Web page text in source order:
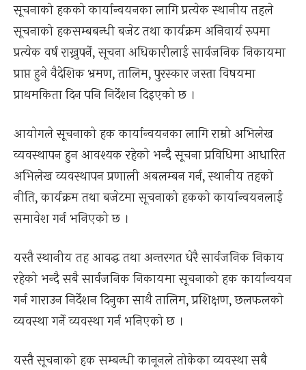
सूचनाको हकको कार्यान्वयनका लागि प्रत्येक स्थानीय तहले
सूचनाको हकसम्बबन्धी बजेट तथा कार्यक्रम अनिवार्य रुपमा
प्रत्येक वर्ष राख्नुपर्ने, सूचना अधिकारीलाई सार्वजनिक निकायमा
प्राप्त हुने वैदेशिक भ्रमण, तालिम, पुरस्कार जस्ता विषयमा
प्राथमकिता दिन पनि निर्देशन दिइएको छ ।
आयोगले सूचनाको हक कार्यान्वयनका लागि राम्रो अभिलेख
व्यवस्थापन हुन आवश्यक रहेको भन्दै सूचना प्रविधिमा आधारित
अभिलेख व्यवस्थापन प्रणाली अबलम्बन गर्न, स्थानीय तहको
नीति, कार्यक्रम तथा बजेटमा सूचनाको हकको कार्यान्वयनलाई
समावेश गर्न भनिएको छ ।
यस्तै स्थानीय तह आवद्ध तथा अन्तरगत धेरै सार्वजनिक निकाय
रहेको भन्दै सबै सार्वजनिक निकायमा सूचनाको हक कार्यान्वयन
गर्न गाराउन निर्देशन दिनुका साथै तालिम, प्रशिक्षण, छलफलको
व्यवस्था गर्ने व्यवस्था गर्न भनिएको छ ।
यस्तै सूचनाको हक सम्बन्धी कानूनले तोकेका व्यवस्था सबै